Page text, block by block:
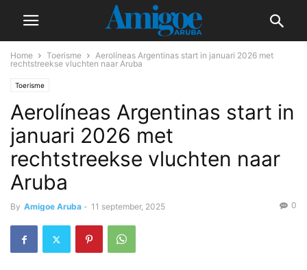
Home Toerisme
Aerolíneas Argentinas start in januari 2026 met
rechtstreekse vluchten naar Aruba
Toerisme
Aerolíneas Argentinas start in
januari 2026 met
rechtstreekse vluchten naar
Aruba
By Amigoe Aruba - 11 september, 2025 0